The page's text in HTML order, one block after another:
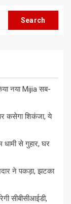
नया Mijia सब-
कसेगा शिकंजा, ये
से गुहार, घर
ने पकड़ा, झटका
सीबीसीआईडी,